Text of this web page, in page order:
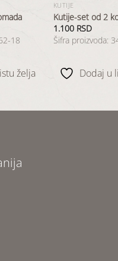
18
želja
KUTIJE
Kutije-set od 2
1.100 RSD
Šifra proizvoda:
Dodaj u